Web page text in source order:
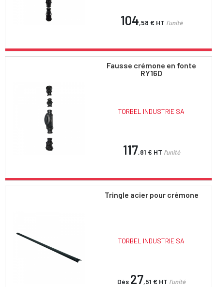
104,58 € HT l'unité
Fausse crémone en fonte
RY16D
TORBEL INDUSTRIE SA
117,81 € HT l'unité
Tringle acier pour crémone
TORBEL INDUSTRIE SA
Dès 27,51 € HT l'unité